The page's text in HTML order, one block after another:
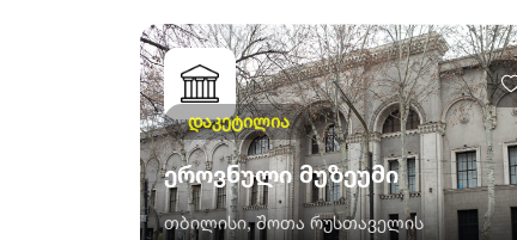
დაკეტილია
ეროვნული მუზეუმი
თბილისი, შოთა რუსთაველის